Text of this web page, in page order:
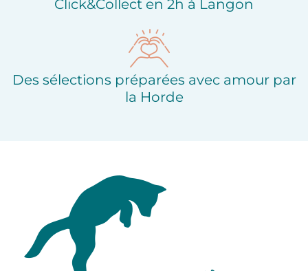
Click&Collect en 2h à Langon
Des sélections préparées avec amour par
la Horde